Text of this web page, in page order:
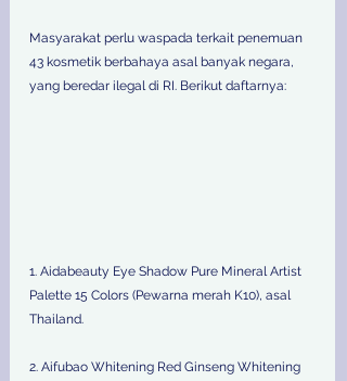
Masyarakat perlu waspada terkait penemuan
43 kosmetik berbahaya asal banyak negara,
yang beredar ilegal di RI. Berikut daftarnya:
1. Aidabeauty Eye Shadow Pure Mineral Artist
Palette 15 Colors (Pewarna merah K10), asal
Thailand.
2. Aifubao Whitening Red Ginseng Whitening